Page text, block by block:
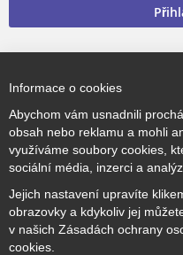
Informace o cookies
Abychom vám usnadnili
obsah nebo reklamu a mohli
využíváme soubory cookies,
sociální média, inzerci a
Jejich nastavení upravíte
obrazovky a kdykoliv jej
v našich Zásadách ochrany
cookies.